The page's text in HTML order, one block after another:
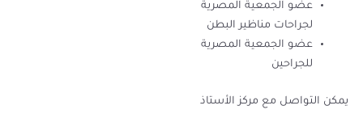
عضو الجمعية المصرية
لجراحات مناظير البطن
عضو الجمعية المصرية
للجراحين
يمكن التواصل مع مركز الأستاذ